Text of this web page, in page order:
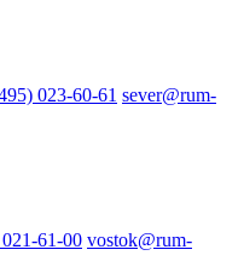
023-60-61 sever@rum-
61-00 vostok@rum-